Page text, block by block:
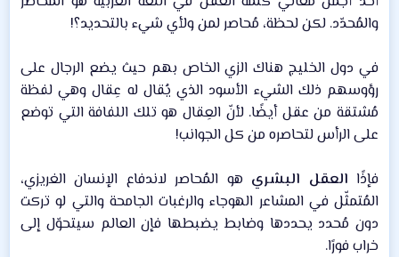
والمُحدّد. لكن لحظة، مُحاصر لمن ولأي شيء بالتحديد؟!​
في دول الخليج هناك الزي الخاص بهم حيث يضع الرجال على
رؤوسهم ذلك الشيء الأسود الذي يُقال له عِقال وهي لفظة
مُشتقة من عقل أيضًا. لأنّ العِقال هو تلك اللفافة التي توضع
على الرأس لتحاصره من كل الجوانب!​
فإذًا العقل البشري هو المُحاصر لاندفاع الإنسان الغريزي،
المُتمثّل في المشاعر الهوجاء والرغبات الجامحة والتي لو تركت
دون مُحدد يحددها وضابط يضبطها فإن العالم سيتحوّل إلى
خراب فورًا.​